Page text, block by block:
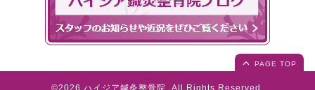
PAGE TOP
©2026 ハイジア鍼灸整骨院 . All Rights Reserved.